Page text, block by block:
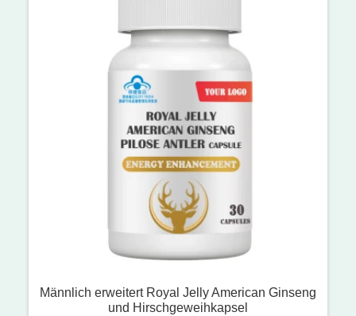
Männlich erweitert Royal Jelly American Ginseng
und Hirschgeweihkapsel